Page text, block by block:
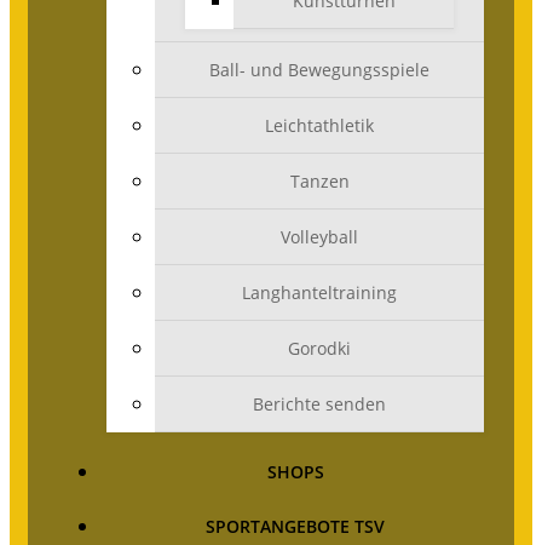
Ball- und Bewegungsspiele
Leichtathletik
Tanzen
Volleyball
Langhanteltraining
Gorodki
Berichte senden
SHOPS
SPORTANGEBOTE TSV